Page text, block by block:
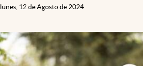
lunes, 12 de Agosto de 2024